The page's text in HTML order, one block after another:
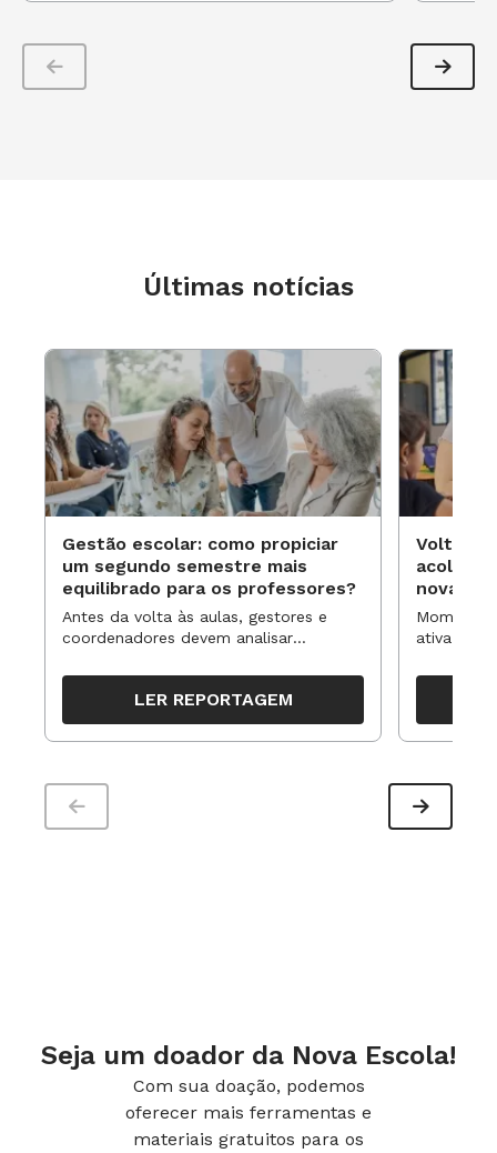
Últimas notícias
Gestão escolar: como propiciar
um segundo semestre mais
equilibrado para os professores?
Antes da volta às aulas, gestores e
coordenadores devem analisar
organizar ações para orientar o
trabalho pedagógico ao longo do
período
LER REPORTAGEM
Volta às
novas
ativa
propostas
Seja um doador da Nova Escola!
Com sua doação, podemos
oferecer mais ferramentas e
materiais gratuitos para os